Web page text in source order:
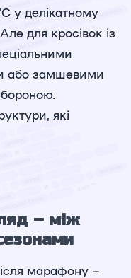
у делікатному
для кросівок із
або замшевими
які
– між
марафону –